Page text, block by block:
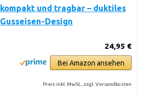
kompakt und tragbar – duktiles
Gusseisen-Design
24,95 €
Bei Amazon ansehen
Preis inkl. MwSt., zzgl. Versandkosten